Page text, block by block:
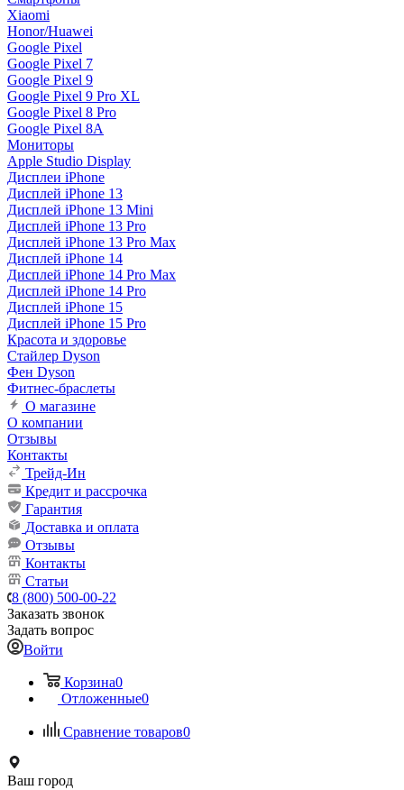
Xiaomi
Honor/Huawei
Google Pixel
Google Pixel 7
Google Pixel 9
Google Pixel 9 Pro XL
Google Pixel 8 Pro
Google Pixel 8A
Мониторы
Apple Studio Display
Дисплеи iPhone
Дисплей iPhone 13
Дисплей iPhone 13 Mini
Дисплей iPhone 13 Pro
Дисплей iPhone 13 Pro Max
Дисплей iPhone 14
Дисплей iPhone 14 Pro Max
Дисплей iPhone 14 Pro
Дисплей iPhone 15
Дисплей iPhone 15 Pro
Красота и здоровье
Стайлер Dyson
Фен Dyson
Фитнес-браслеты
О магазине
О компании
Отзывы
Контакты
Трейд-Ин
Кредит и рассрочка
Гарантия
Доставка и оплата
Отзывы
Контакты
Статьи
8 (800) 500-00-22
Заказать звонок
Задать вопрос
Войти
Корзина0
Отложенные0
Сравнение товаров0
Ваш город